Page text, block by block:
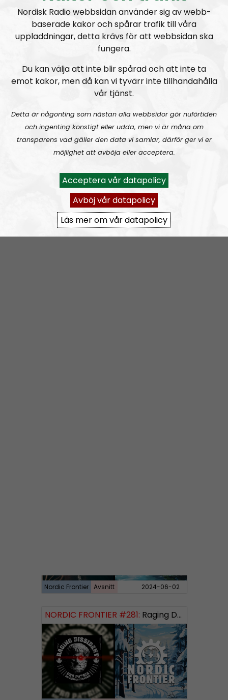
befriande det var attallavisste vem man var. Folk
fortsatte titta och jag brydde mig inte mer om det.
Idag utgör detta inget som helst problem. Snarare
människor som vill prata om saker som de vet att de
kan prata med just mig om, lämna information eller
några väldigt få undantag, faktiskt inte stött på. Jag
har bara sett fördelarna.
Om du är rädd för att bli doxxad så tycker jag att du
att lyssna på detta vitpillrande samtal, för att dels få
inspiration men också för att kunna vidta förberedande
åtgärder ifall detta skulle hända även dig.
Nordic Frontier Avsnitt 2024-06-02
NORDIC FRONTIER #281: Raging Dissident
Nordisk Radio webbsidan använder sig av webb-
baserade kakor och spårar trafik till våra
uppladdningar, detta krävs för att webbsidan ska
fungera.
Du kan välja att inte blir spårad och att inte ta
emot kakor, men då kan vi tyvärr inte tillhandahålla
vår tjänst.
Detta är någonting som nästan alla webbsidor gör nuförtiden
och ingenting konstigt eller udda, men vi är måna om
transparens vad gäller den data vi samlar, därför ger vi er
möjlighet att avböja eller acceptera.
Acceptera vår datapolicy
Avböj vår datapolicy
Läs mer om vår datapolicy